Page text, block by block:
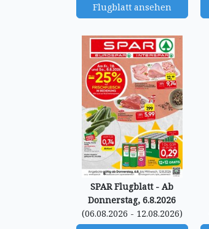
Flugblatt ansehen
SPAR Flugblatt - Ab
Donnerstag, 6.8.2026
(06.08.2026 - 12.08.2026)